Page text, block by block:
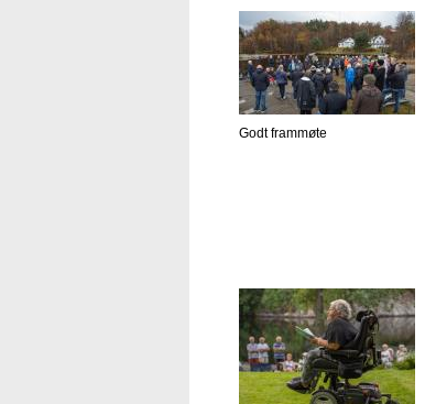
Godt frammøte